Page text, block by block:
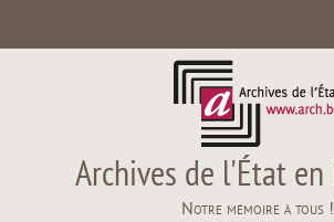
Archives de l'État
Notre mémoire à tous !